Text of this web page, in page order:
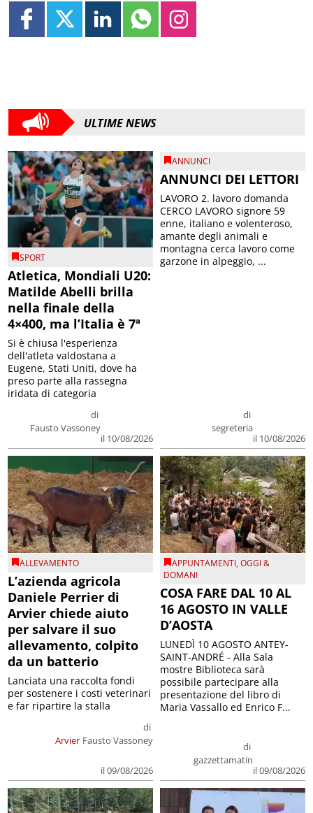
ULTIME NEWS
SPORT
Atletica, Mondiali U20:
Matilde Abelli brilla
nella finale della
4×400, ma l’Italia è 7ª
di
Fausto Vassoney
il 10/08/2026
Si è chiusa l'esperienza
dell'atleta valdostana a
Eugene, Stati Uniti, dove ha
preso parte alla rassegna
iridata di categoria
ANNUNCI
ANNUNCI DEI LETTORI
di
segreteria
il 10/08/2026
LAVORO 2. lavoro domanda
CERCO LAVORO signore 59
enne, italiano e volenteroso,
amante degli animali e
montagna cerca lavoro come
garzone in alpeggio, ...
ALLEVAMENTO
L’azienda agricola
Daniele Perrier di
Arvier chiede aiuto
per salvare il suo
allevamento, colpito
da un batterio
Arvier
di
Fausto Vassoney
il 09/08/2026
Lanciata una raccolta fondi
per sostenere i costi veterinari
e far ripartire la stalla
APPUNTAMENTI,OGGI &
DOMANI
COSA FARE DAL 10 AL
16 AGOSTO IN VALLE
D’AOSTA
di
gazzettamatin
il 09/08/2026
LUNEDÌ 10 AGOSTO ANTEY-
SAINT-ANDRÉ - Alla Sala
mostre Biblioteca sarà
possibile partecipare alla
presentazione del libro di
Maria Vassallo ed Enrico F...